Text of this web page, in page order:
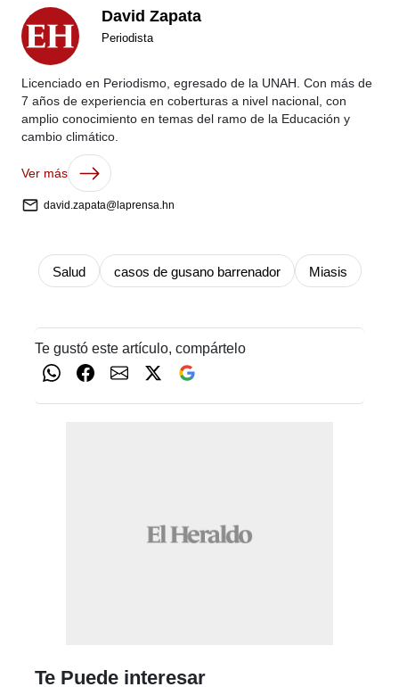
David Zapata
Periodista
Licenciado en Periodismo, egresado de la UNAH. Con más de
7 años de experiencia en coberturas a nivel nacional, con
amplio conocimiento en temas del ramo de la Educación y
cambio climático.
Ver más
david.zapata@laprensa.hn
Salud casos de gusano barrenador Miasis
Te gustó este artículo, compártelo
Te Puede interesar